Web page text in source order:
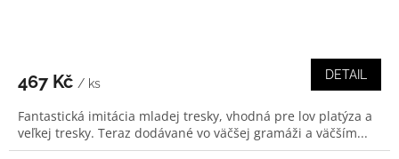
467 Kč / ks
DETAIL
Fantastická imitácia mladej tresky, vhodná pre lov platýza a
veľkej tresky. Teraz dodávané vo väčšej gramáži a väčším...